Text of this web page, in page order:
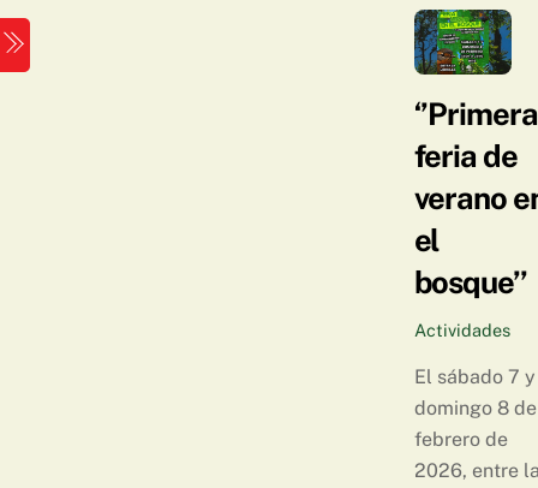
Skip
to
content
‘’Primera
feria de
verano
el
bosque’’
Actividades
El sábado 7 y
domingo 8 de
febrero de
2026, entre